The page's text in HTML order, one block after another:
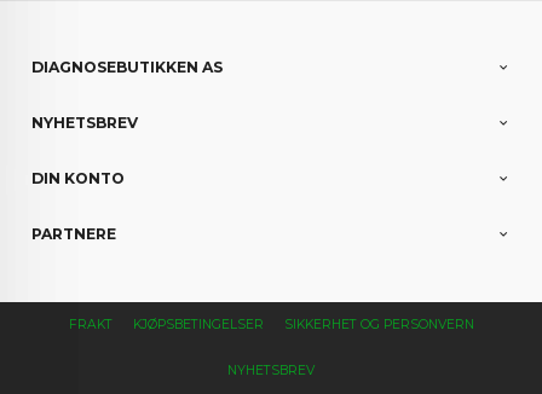
DIAGNOSEBUTIKKEN AS
NYHETSBREV
DIN KONTO
PARTNERE
FRAKT KJØPSBETINGELSER SIKKERHET OG PERSONVERN
NYHETSBREV